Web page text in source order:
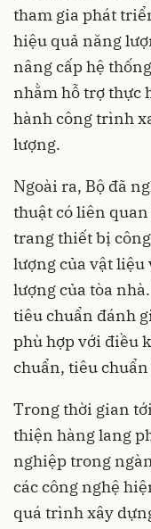
tham gia phát
hiệu quả năng
nâng cấp hệ
nhằm hỗ trợ thực
hành công trình
lượng.
Ngoài ra, Bộ đã
thuật có liên
trang thiết bị
lượng của vật
lượng của tòa
tiêu chuẩn đánh
phù hợp với điều
chuẩn, tiêu
Trong thời gian
thiện hàng lang
nghiệp trong
các công nghệ
quá trình xây